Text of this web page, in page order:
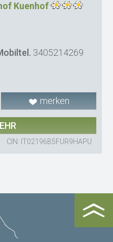
Kuenhof
3405214269
merken
CIN: IT02196B5FUR9HAPU